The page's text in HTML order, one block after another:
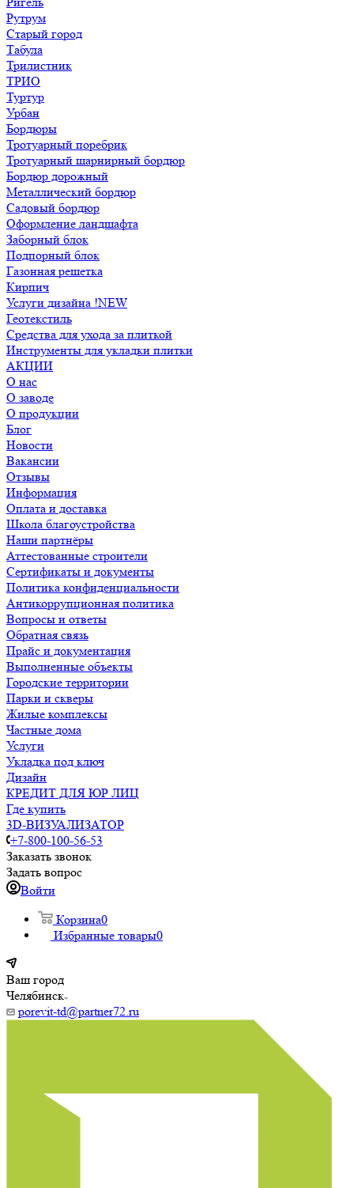
Рутрум
Старый город
Табула
Трилистник
ТРИО
Туртур
Урбан
Бордюры
Тротуарный поребрик
Тротуарный шарнирный бордюр
Бордюр дорожный
Металлический бордюр
Садовый бордюр
Оформление ландшафта
Заборный блок
Подпорный блок
Газонная решетка
Кирпич
Услуги дизайна !NEW
Геотекстиль
Средства для ухода за плиткой
Инструменты для укладки плитки
АКЦИИ
О нас
О заводе
О продукции
Блог
Новости
Вакансии
Отзывы
Информация
Оплата и доставка
Школа благоустройства
Наши партнёры
Аттестованные строители
Сертификаты и документы
Политика конфиденциальности
Антикоррупционная политика
Вопросы и ответы
Обратная связь
Прайс и документация
Выполненные объекты
Городские территории
Парки и скверы
Жилые комплексы
Частные дома
Услуги
Укладка под ключ
Дизайн
КРЕДИТ ДЛЯ ЮР ЛИЦ
Где купить
3D-ВИЗУАЛИЗАТОР
+7-800-100-56-53
Заказать звонок
Задать вопрос
Войти
Корзина0
Избранные товары0
Ваш город
Челябинск
porevit-td@partner72.ru